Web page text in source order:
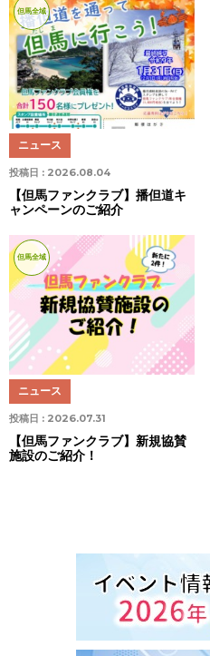
但馬全域
投稿日 : 2026.08.04
ニュース
【但馬ファンクラブ】播但道キ
ャンペーンのご紹介
但馬全域
投稿日 : 2026.07.31
ニュース
【但馬ファンクラブ】新規協賛
施設のご紹介！